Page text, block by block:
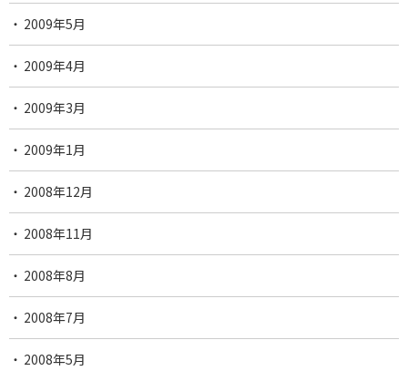
2009年5月
2009年4月
2009年3月
2009年1月
2008年12月
2008年11月
2008年8月
2008年7月
2008年5月